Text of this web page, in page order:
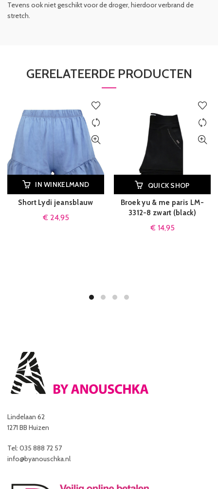
Tevens ook niet geschikt voor de droger, hierdoor verbrand de
stretch.
GERELATEERDE PRODUCTEN
IN WINKELMAND
Short Lydi jeansblauw
€ 24,95
QUICK SHOP
Broek yu & me paris LM-
3312-8 zwart (black)
€ 14,95
Lindelaan 62
1271 BB Huizen
Tel: 035 888 72 57
info@byanouschka.nl